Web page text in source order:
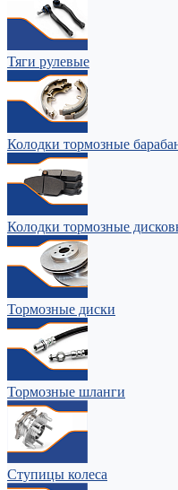
Тяги рулевые
Колодки тормозные
Колодки тормозные
Тормозные диски
Тормозные шланги
Ступицы колеса